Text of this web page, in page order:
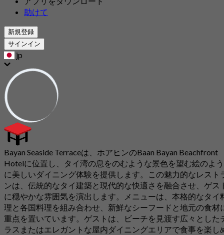
助けて
新規登録
サインイン
jp
Bayan Seaside Terraceは、ホアヒンのBaan Bayan Beachfront
Hotelに位置し、タイ湾の息をのむような景色を望む絵のよう
に美しいダイニング体験を提供します。この魅力的なレスト
ンは、伝統的なタイ建築と現代的な快適さを融合させ、ゲス
に穏やかな雰囲気を演出します。メニューは、本格的なタイ
理と各国料理を組み合わせ、新鮮なシーフードと地元の食材
重点を置いています。ゲストは、ビーチを見渡す広々とした
ラスまたはエレガントな屋内ダイニングエリアで食事を楽し